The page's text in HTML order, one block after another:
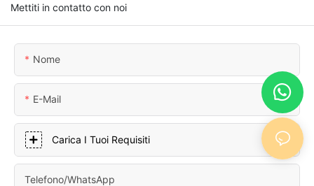
Mettiti in contatto con noi
Nome
E-Mail
Carica I Tuoi Requisiti
Telefono/WhatsApp